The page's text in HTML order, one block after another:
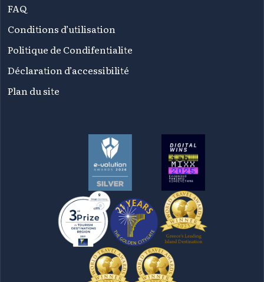
FAQ
Conditions d’utilisation
Politique de Condifentialite
Déclaration d’accessibilité
Plan du site